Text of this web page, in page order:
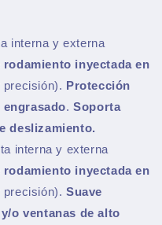
interna y externa
rodamiento inyectada en
precisión). Protección
engrasado. Soporta
deslizamiento.
interna y externa
rodamiento inyectada en
precisión). Suave
o ventanas de alto